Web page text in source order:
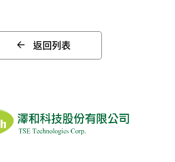
返回列表